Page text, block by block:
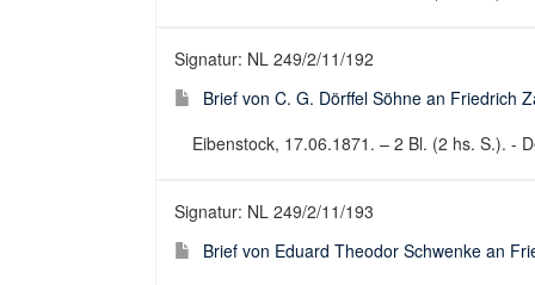
Signatur: NL 249/2/11/192
Brief von C. G. Dörffel Söhne an Friedrich
Eibenstock, 17.06.1871. – 2 Bl. (2 hs. S.). -
Signatur: NL 249/2/11/193
Brief von Eduard Theodor Schwenke an